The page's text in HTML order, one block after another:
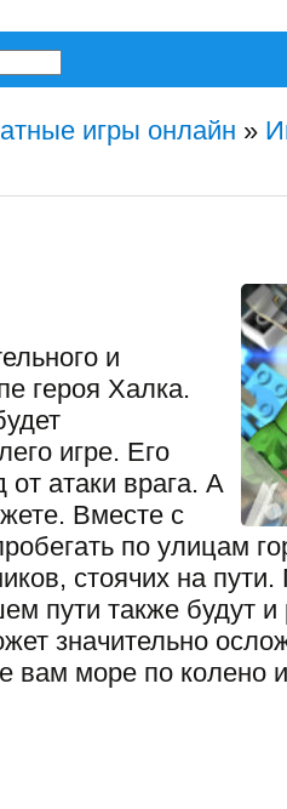
игры онлайн »
и
героя Халка.
игре. Его
от атаки врага. А
Вместе с
по улицам
стоячих на
пути также будут
значительно
вам море по колено